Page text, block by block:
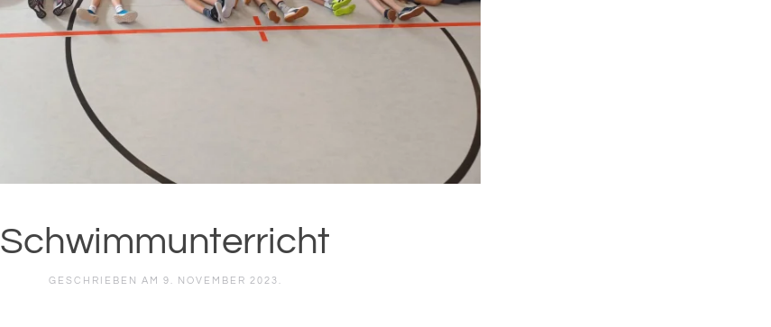
Schwimmunterricht
GESCHRIEBEN AM 9. NOVEMBER 2023